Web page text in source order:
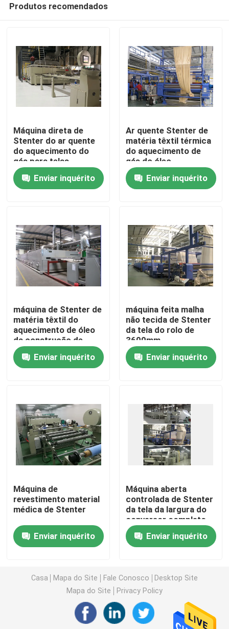
Produtos
Sobre nós
Controle da qualidade
Contacte-nos
Peça umas citações
máquina de revestimento do stenter
Máquina de Stenter do ar quente
máquina do stenter de matéria têxtil
máquina do stenter da tela
Máquina de revestimento de matéria têxtil
Máquina do navio do laço
Relaxe uma máquina mais seca
Produtos recomendados
Máquina direta de
Stenter do ar quente
do aquecimento do
gás para telas
Enviar inquérito
Ar quente Stenter de
matéria têxtil térmica
do aquecimento de
gás do óleo
Enviar inquérito
máquina de Stenter de
matéria têxtil do
aquecimento de óleo
da construção de
380V 220V
Enviar inquérito
máquina feita malha
não tecida de Stenter
da tela do rolo de
3600mm
Enviar inquérito
Máquina de
revestimento material
médica de Stenter
Enviar inquérito
Máquina aberta
controlada de Stenter
da tela da largura do
conversor completo
Enviar inquérito
Casa Mapa do Site Fale Conosco
Desktop Site
Mapa do Site
Privacy Policy